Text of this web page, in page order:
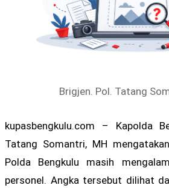
Brigjen. Pol. Tatang
kupasbengkulu.com – Kapolda
Tatang Somantri, MH
Polda Bengkulu masih
personel. Angka tersebut dilihat